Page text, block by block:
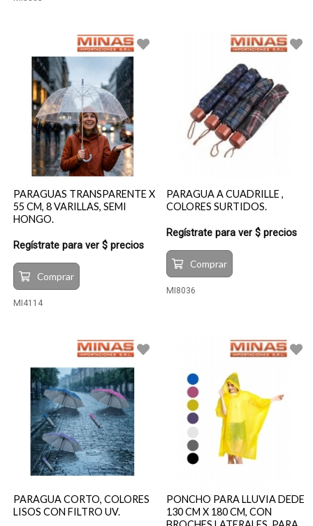
PARAGUAS TRANSPARENTE X
55 CM, 8 VARILLAS, SEMI
HONGO.
Regístrate para ver $ precios
Comprar
MI4114
PARAGUA A CUADRILLE ,
COLORES SURTIDOS.
Regístrate para ver $ precios
Comprar
MI8036
PARAGUA CORTO, COLORES
LISOS CON FILTRO UV.
PONCHO PARA LLUVIA DEDE
130 CM X 180 CM, CON